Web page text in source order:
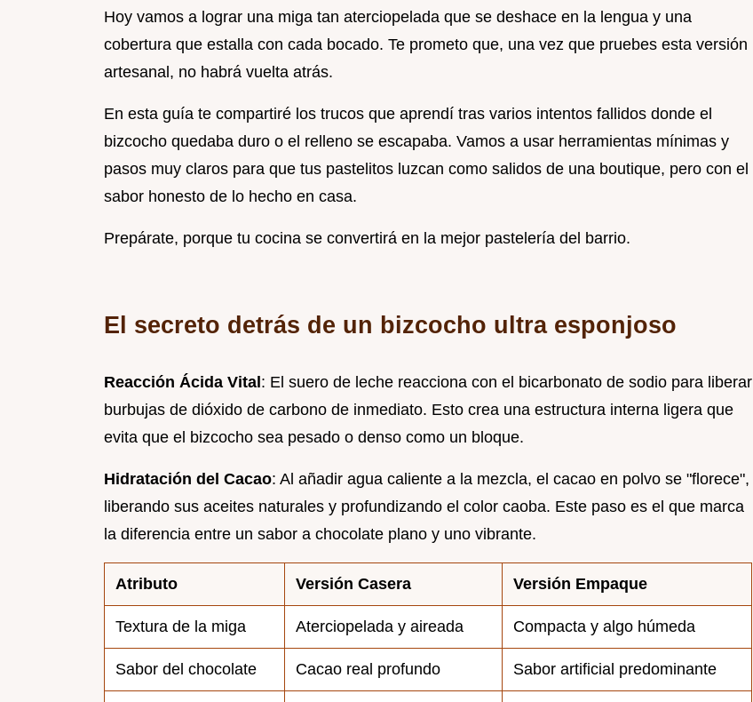
Hoy vamos a lograr una miga tan aterciopelada que se deshace en la lengua y una
cobertura que estalla con cada bocado. Te prometo que, una vez que pruebes esta versión
artesanal, no habrá vuelta atrás.
En esta guía te compartiré los trucos que aprendí tras varios intentos fallidos donde el
bizcocho quedaba duro o el relleno se escapaba. Vamos a usar herramientas mínimas y
pasos muy claros para que tus pastelitos luzcan como salidos de una boutique, pero con el
sabor honesto de lo hecho en casa.
Prepárate, porque tu cocina se convertirá en la mejor pastelería del barrio.
El secreto detrás de un bizcocho ultra esponjoso
Reacción Ácida Vital : El suero de leche reacciona con el bicarbonato de sodio para liberar
burbujas de dióxido de carbono de inmediato. Esto crea una estructura interna ligera que
evita que el bizcocho sea pesado o denso como un bloque.
Hidratación del Cacao: Al añadir agua caliente a la mezcla, el cacao en polvo se "florece",
liberando sus aceites naturales y profundizando el color caoba. Este paso es el que marca
la diferencia entre un sabor a chocolate plano y uno vibrante.
Atributo Versión Casera Versión Empaque
Textura de la miga Aterciopelada y aireada Compacta y algo húmeda
Sabor del chocolate Cacao real profundo Sabor artificial predominante